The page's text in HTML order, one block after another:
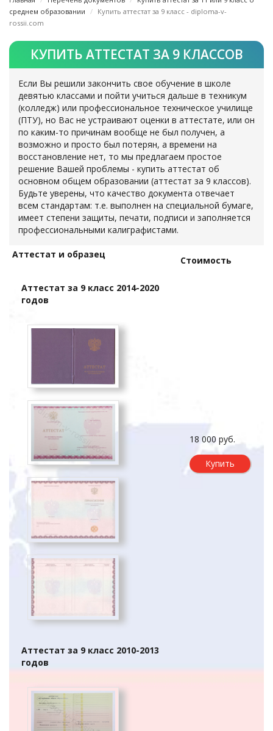
среднем образовании
Купить аттестат за 9 класс - diploma-v-
rossii.com
КУПИТЬ АТТЕСТАТ ЗА 9 КЛАССОВ
Если Вы решили закончить свое обучение в школе
девятью классами и пойти учиться дальше в техникум
(колледж) или профессиональное техническое училище
(ПТУ), но Вас не устраивают оценки в аттестате, или он
по каким-то причинам вообще не был получен, а
возможно и просто был потерян, а времени на
восстановление нет, то мы предлагаем простое
решение Вашей проблемы - купить аттестат об
основном общем образовании (аттестат за 9 классов).
Будьте уверены, что качество документа отвечает
всем стандартам: т.е. выполнен на специальной бумаге,
имеет степени защиты, печати, подписи и заполняется
профессиональными калиграфистами.
Аттестат и образец
Стоимость
Аттестат за 9 класс 2014-2020
годов
18 000 руб.
Купить
Аттестат за 9 класс 2010-2013
годов